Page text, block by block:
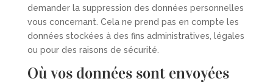
demander la suppression des données personnelles
vous concernant. Cela ne prend pas en compte les
données stockées à des fins administratives, légales
ou pour des raisons de sécurité.
Où vos données sont envoyées